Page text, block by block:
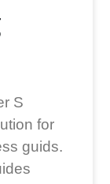
S
for
guids.